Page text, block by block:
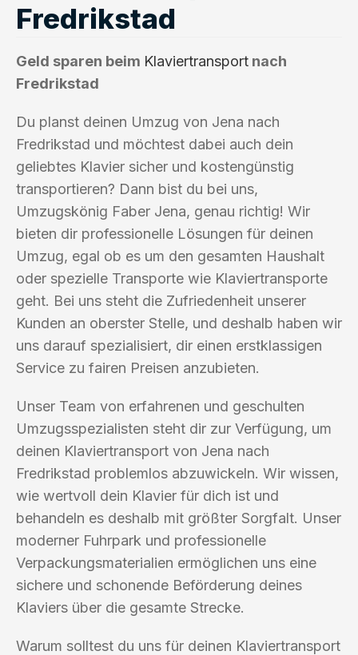
Fredrikstad
Geld sparen beim Klaviertransport nach
Fredrikstad
Du planst deinen Umzug von Jena nach
Fredrikstad und möchtest dabei auch dein
geliebtes Klavier sicher und kostengünstig
transportieren? Dann bist du bei uns,
Umzugskönig Faber Jena, genau richtig! Wir
bieten dir professionelle Lösungen für deinen
Umzug, egal ob es um den gesamten Haushalt
oder spezielle Transporte wie Klaviertransporte
geht. Bei uns steht die Zufriedenheit unserer
Kunden an oberster Stelle, und deshalb haben wir
uns darauf spezialisiert, dir einen erstklassigen
Service zu fairen Preisen anzubieten.
Unser Team von erfahrenen und geschulten
Umzugsspezialisten steht dir zur Verfügung, um
deinen Klaviertransport von Jena nach
Fredrikstad problemlos abzuwickeln. Wir wissen,
wie wertvoll dein Klavier für dich ist und
behandeln es deshalb mit größter Sorgfalt. Unser
moderner Fuhrpark und professionelle
Verpackungsmaterialien ermöglichen uns eine
sichere und schonende Beförderung deines
Klaviers über die gesamte Strecke.
Warum solltest du uns für deinen Klaviertransport